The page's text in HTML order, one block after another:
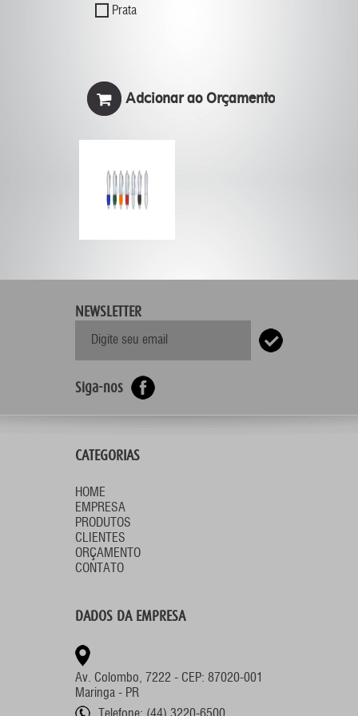
Prata
NEWSLETTER
Siga-nos
CATEGORIAS
HOME
EMPRESA
PRODUTOS
CLIENTES
ORÇAMENTO
CONTATO
DADOS DA EMPRESA
Av. Colombo, 7222 - CEP: 87020-001
Maringa - PR